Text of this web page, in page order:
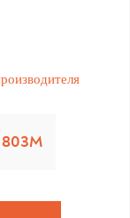
803M